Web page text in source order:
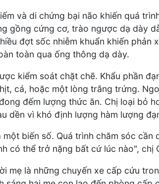
và di chứng bại não khiến quá
gồng cứng cơ, trào ngược dạ dày
đợt sốc nhiễm khuẩn khiến phản
toàn qua ống thông dạ dày.
kiểm soát chặt chẽ. Khẩu phần
cá, hoặc một lòng trắng trứng.
đếm lượng thức ăn. Chị loại bỏ
dền vì khó định lượng hàm lượng
biến số. Quá trình chăm sóc cần
có thể trở nặng bất cứ lúc nào", chị
mẹ là những chuyến xe cấp cứu